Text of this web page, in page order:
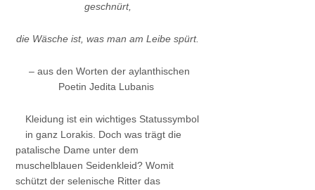
geschnürt,
die Wäsche ist, was man am Leibe spürt.
– aus den Worten der aylanthischen
Poetin Jedita Lubanis
Kleidung ist ein wichtiges Statussymbol
in ganz Lorakis. Doch was trägt die
patalische Dame unter dem
muschelblauen Seidenkleid? Womit
schützt der selenische Ritter das